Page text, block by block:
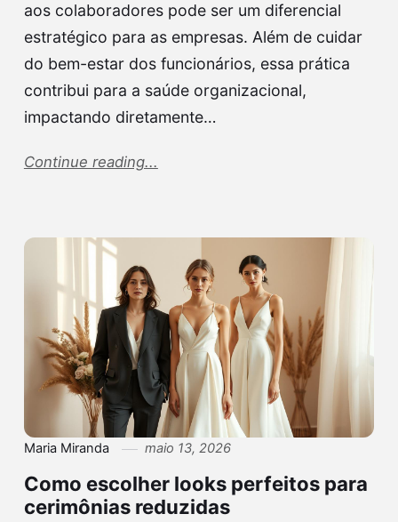
aos colaboradores pode ser um diferencial
estratégico para as empresas. Além de cuidar
do bem-estar dos funcionários, essa prática
contribui para a saúde organizacional,
impactando diretamente…
Continue reading...
Maria Miranda maio 13, 2026
Como escolher looks perfeitos para
cerimônias reduzidas